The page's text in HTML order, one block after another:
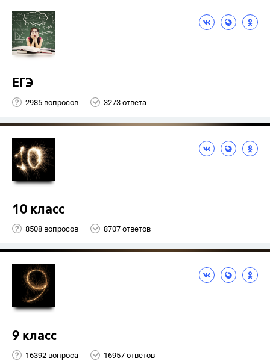
ЕГЭ
2985 вопросов 3273 ответа
10 класс
8508 вопросов 8707 ответов
9 класс
16392 вопроса 16957 ответов